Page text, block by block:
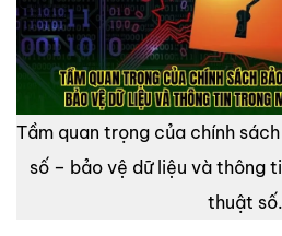
Tầm quan trọng của chính
số – bảo vệ dữ liệu và thông
thuật số.